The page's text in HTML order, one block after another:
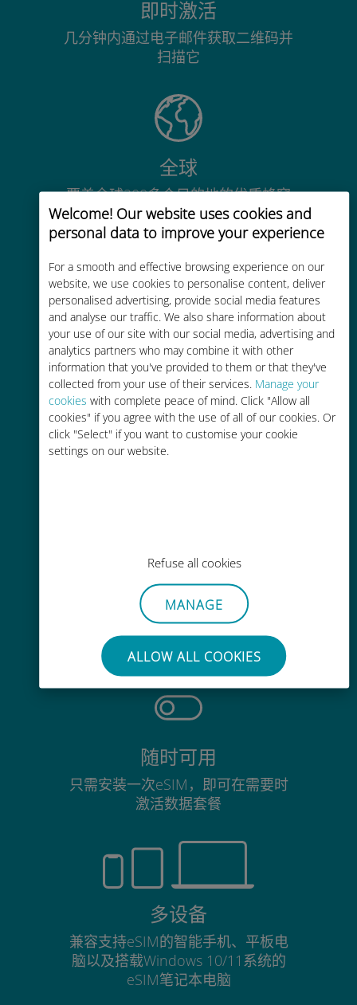
Welcome! Our website uses cookies and
personal data to improve your experience
For a smooth and effective browsing experience on our
website, we use cookies to personalise content, deliver
personalised advertising, provide social media features
and analyse our traffic. We also share information about
your use of our site with our social media, advertising and
analytics partners who may combine it with other
information that you've provided to them or that they've
collected from your use of their services. Manage your
cookies with complete peace of mind. Click "Allow all
cookies" if you agree with the use of all of our cookies. Or
click "Select" if you want to customise your cookie
settings on our website.
Refuse all cookies
MANAGE
ALLOW ALL COOKIES
即时激活
几分钟内通过电子邮件获取二维码并
扫描它
全球
覆盖全球200多个目的地的优质蜂窝
网络连接
经济实惠
比现有运营商的漫游费便宜高达90%
轻松充值
毫不费力
无需取出您现有的SIM卡
随时可用
只需安装一次eSIM，即可在需要时
激活数据套餐
多设备
兼容支持eSIM的智能手机、平板电
脑以及搭载Windows 10/11系统的
eSIM笔记本电脑